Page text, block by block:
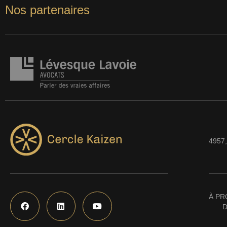
Nos partenaires
À